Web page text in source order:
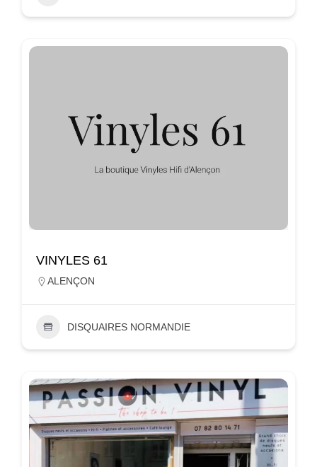
VINYLES 61
ALENÇON
DISQUAIRES NORMANDIE